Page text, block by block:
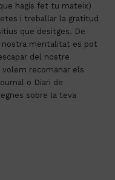
hagis fet tu mateix)
i treballar la gratitud
que desitges. De
nostra mentalitat es pot
del nostre
recomanar els
o Diari de
sobre la teva